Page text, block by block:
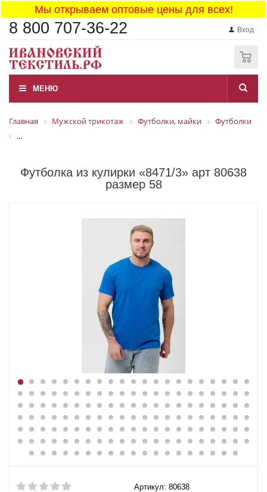
Мы открываем оптовые цены для всех!
8 800 707-36-22 Вход
МЕНЮ
Главная Мужской трикотаж Футболки, майки
Футболки
...
Футболка из кулирки «8471/3» арт 80638
размер 58
Артикул: 80638